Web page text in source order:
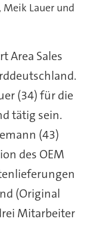
Lauer und
Area Sales
(34) für die
tätig sein.
(43)
des OEM
(Original
Mitarbeiter